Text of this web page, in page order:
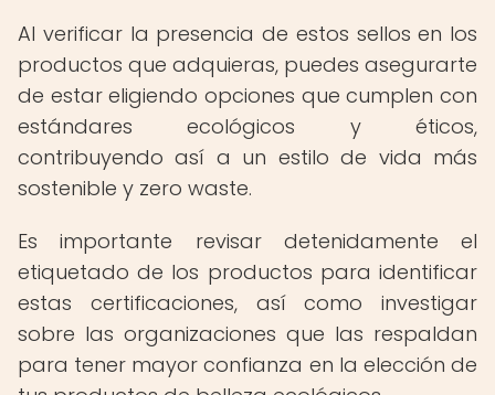
Al verificar la presencia de estos sellos en los
productos que adquieras, puedes asegurarte
de estar eligiendo opciones que cumplen con
estándares ecológicos y éticos,
contribuyendo así a un estilo de vida más
sostenible y zero waste.
Es importante revisar detenidamente el
etiquetado de los productos para identificar
estas certificaciones, así como investigar
sobre las organizaciones que las respaldan
para tener mayor confianza en la elección de